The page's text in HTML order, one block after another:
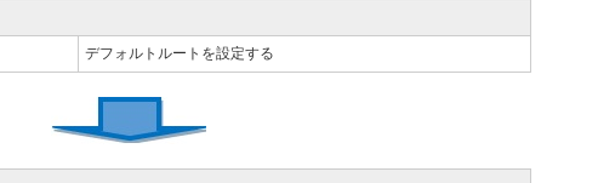
デフォルトルートを設定する